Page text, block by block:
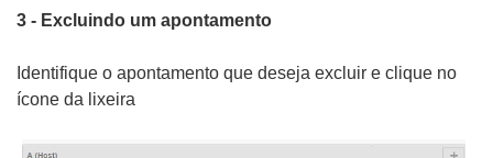
3 - Excluindo um apontamento
Identifique o apontamento que deseja excluir e clique no
ícone da lixeira